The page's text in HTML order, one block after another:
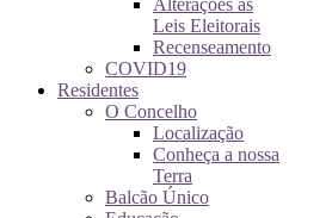
Alterações às
Leis Eleitorais
Recenseamento
COVID19
Residentes
O Concelho
Localização
Conheça a nossa
Terra
Balcão Único